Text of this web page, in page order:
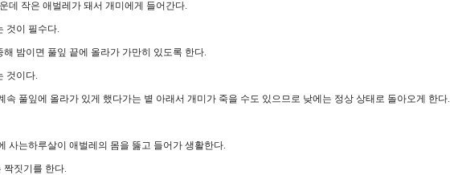
데 작은 애벌레가 돼서 개미에게 들어간다.
것이 필수다.
밤이면 풀잎 끝에 올라가 가만히 있도록 한다.
것이다.
속 풀잎에 올라가 있게 했다가는 볕 아래서 개미가 죽을 수도 있으므로 낮에는 정상 상태로 돌아오게 한다.
사는하루살이 애벌레의 몸을 뚫고 들어가 생활한다.
짝짓기를 한다.